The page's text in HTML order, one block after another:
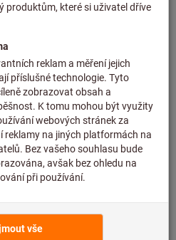
košíku
dnů
dodací lhůtu a
objednáváme přímo u výrobce,
našeho hlavního sortimentu, a
Informace